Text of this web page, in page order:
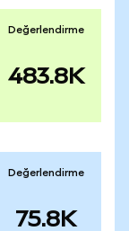
Değerlendirme
483.8K
Değerlendirme
75.8K